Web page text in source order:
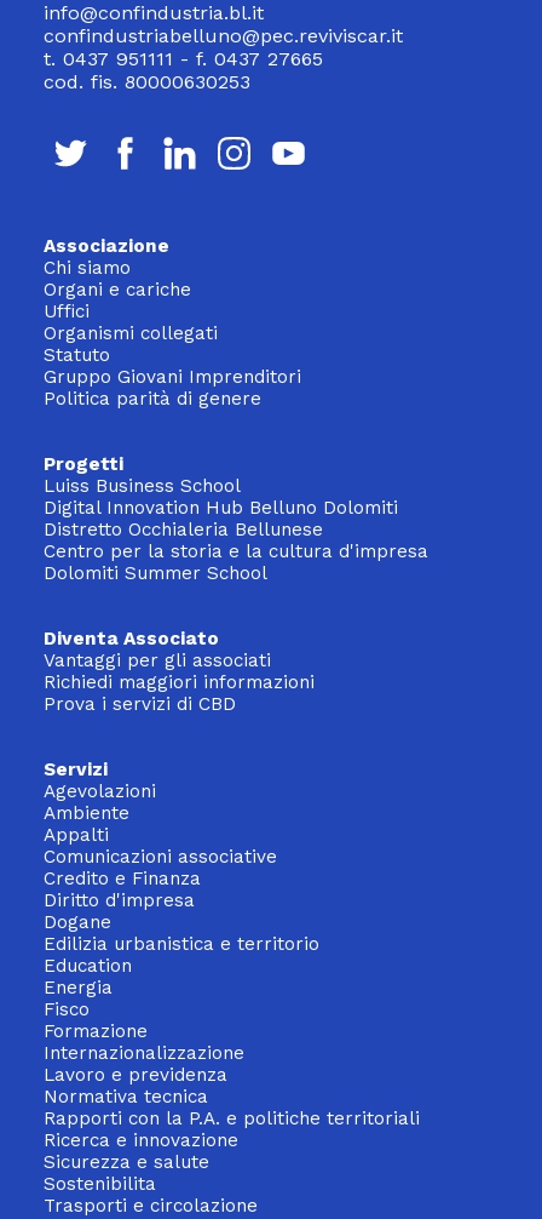
info@confindustria.bl.it
confindustriabelluno@pec.reviviscar.it
t. 0437 951111 - f. 0437 27665
cod. fis. 80000630253
Associazione
Chi siamo
Organi e cariche
Uffici
Organismi collegati
Statuto
Gruppo Giovani Imprenditori
Politica parità di genere
Progetti
Luiss Business School
Digital Innovation Hub Belluno Dolomiti
Distretto Occhialeria Bellunese
Centro per la storia e la cultura d'impresa
Dolomiti Summer School
Diventa Associato
Vantaggi per gli associati
Richiedi maggiori informazioni
Prova i servizi di CBD
Servizi
Agevolazioni
Ambiente
Appalti
Comunicazioni associative
Credito e Finanza
Diritto d'impresa
Dogane
Edilizia urbanistica e territorio
Education
Energia
Fisco
Formazione
Internazionalizzazione
Lavoro e previdenza
Normativa tecnica
Rapporti con la P.A. e politiche territoriali
Ricerca e innovazione
Sicurezza e salute
Sostenibilita
Trasporti e circolazione